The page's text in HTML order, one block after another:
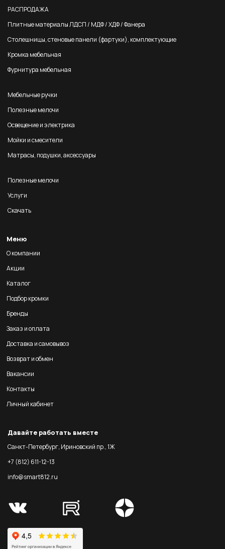
РАСПРОДАЖА
Плитные материалы ЛДСП / МДФ / ХДФ / Фанера
Столешницы, стеновые панели (фартуки), комплектующие
Кромка мебельная
Фурнитура мебельная
Мебельные ручки
Полезные мелочи
Освещение и электрика
Мойки и смесители
Матрасы, подушки, аксессуары
Полезные мелочи
Услуги
Скачать
Меню
О компании
Акции
Каталог
Подбор кромки
Бренды
Заказ и оплата
Доставка и самовывоз
Возврат и обмен
Вакансии
Контакты
Личный кабинет
Давайте работать вместе
Санкт-Петербург, Ириновский пр., 1Ж
+7 (812) 611-12-13
info@smart812.ru